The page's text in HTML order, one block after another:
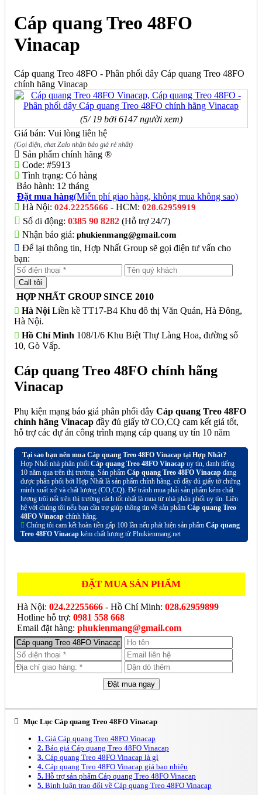
Cáp quang Treo 48FO
Vinacap
Cáp quang Treo 48FO - Phân phối dây Cáp quang Treo 48FO
chính hãng Vinacap
(5/ 19 bởi 6147 người xem)
Giá bán: Vui lòng liên hệ
(Gọi điện, chat Zalo nhận báo giá rẻ nhất)
Sản phẩm chính hãng ®
Code: #5913
Tình trạng: Có hàng
Bảo hành: 12 tháng
Đặt mua hàng(Miễn phí giao hàng, không mua không sao)
Hà Nội: 024.22255666 - HCM: 028.62959919
Số di động: 0385 90 8282 (Hỗ trợ 24/7)
Nhận báo giá: phukienmang@gmail.com
Để lại thông tin, Hợp Nhất Group sẽ gọi điện tư vấn cho
bạn:
HỢP NHẤT GROUP SINCE 2010
Hà Nội Liền kề TT17-B4 Khu đô thị Văn Quán, Hà Đông,
Hà Nội.
Hồ Chí Minh 108/1/6 Khu Biệt Thự Làng Hoa, đường số
10, Gò Vấp.
Cáp quang Treo 48FO chính hãng
Vinacap
Phụ kiện mạng báo giá phân phối dây Cáp quang Treo 48FO
chính hãng Vinacap đầy đủ giấy tờ CO,CQ cam kết giá tốt,
hỗ trợ các dự án công trình mạng cáp quang uy tín 10 năm
Tại sao bạn nên mua Cáp quang Treo 48FO Vinacap tại Hợp Nhất?
Hợp Nhất nhà phân phối Cáp quang Treo 48FO Vinacap uy tín, danh tiếng
10 năm qua trên thị trường. Sản phẩm Cáp quang Treo 48FO Vinacap đang
được phân phối bởi Hợp Nhất là sản phẩm chính hãng, có đầy đủ giấy tờ chứng
minh xuất xứ và chất lượng (CO,CQ). Để tránh mua phải sản phẩm kém chất
lượng trôi nổi trên thị trường cách tốt nhất là mua từ nhà phân phối uy tín. Liên
hệ với chúng tôi nếu bạn cần trợ giúp thông tin về sản phẩm Cáp quang Treo
48FO Vinacap chính hãng.
Chúng tôi cam kết hoàn tiền gấp 100 lần nếu phát hiện sản phẩm Cáp quang
Treo 48FO Vinacap kém chất lượng từ Phukienmang.net
ĐẶT MUA SẢN PHẨM
Hà Nội: 024.22255666 - Hồ Chí Minh: 028.62959899
Hotline hỗ trợ: 0981 558 668
Email đặt hàng: phukienmang@gmail.com
Mục Lục Cáp quang Treo 48FO Vinacap
1. Giá Cáp quang Treo 48FO Vinacap
2. Báo giá Cáp quang Treo 48FO Vinacap
3. Cáp quang Treo 48FO Vinacap là gì
4. Cáp quang Treo 48FO Vinacap giá bao nhiêu
5. Hỗ trợ sản phẩm Cáp quang Treo 48FO Vinacap
5. Bình luận trao đổi về Cáp quang Treo 48FO Vinacap